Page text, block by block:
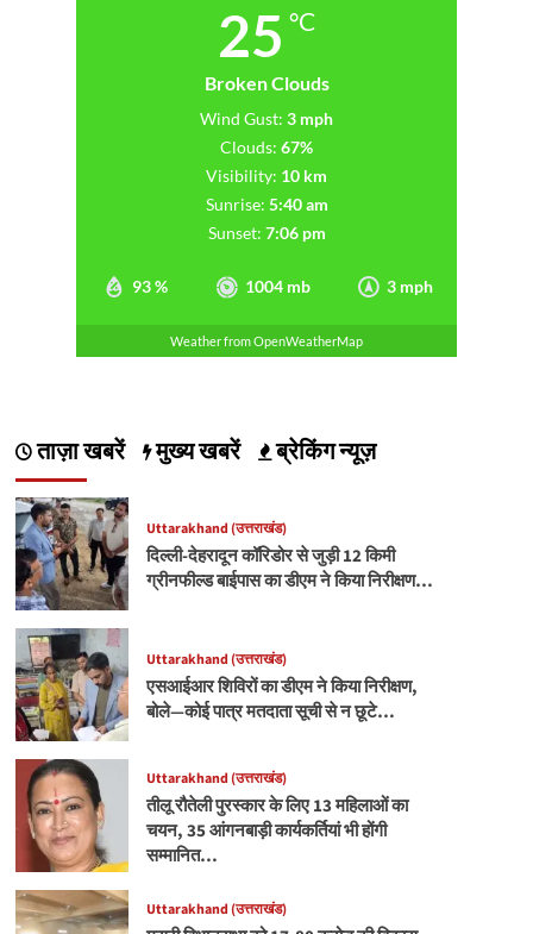
25 °C
Broken Clouds
93 % 1004 mb 3 mph
Wind Gust: 3 mph
Clouds: 67%
Visibility: 10 km
Sunrise: 5:40 am
Sunset: 7:06 pm
Weather from OpenWeatherMap
ताज़ा खबरें मुख्य खबरें ब्रेकिंग न्यूज़
Uttarakhand (उत्तराखंड)
दिल्ली-देहरादून कॉरिडोर से जुड़ी 12 किमी
ग्रीनफील्ड बाईपास का डीएम ने किया निरीक्षण…
Uttarakhand (उत्तराखंड)
एसआईआर शिविरों का डीएम ने किया निरीक्षण,
बोले—कोई पात्र मतदाता सूची से न छूटे…
Uttarakhand (उत्तराखंड)
तीलू रौतेली पुरस्कार के लिए 13 महिलाओं का
चयन, 35 आंगनबाड़ी कार्यकर्तियां भी होंगी
सम्मानित…
Uttarakhand (उत्तराखंड)